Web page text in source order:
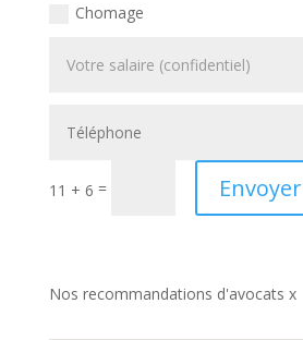
Chomage
11 + 6 = Envoyer
Nos recommandations d'avocats x